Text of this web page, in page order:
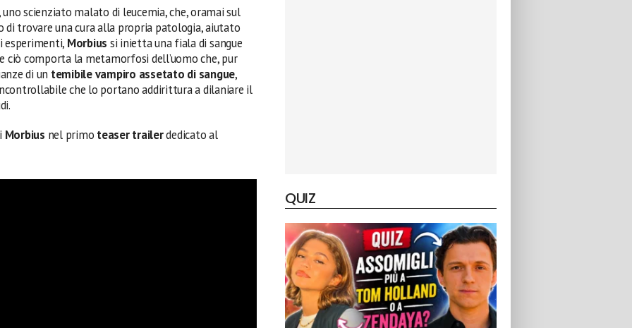
uno scienziato malato di leucemia, che, oramai sul
trovare una cura alla propria patologia, aiutato
esperimenti, Morbius si inietta una fiala di sangue
ciò comporta la metamorfosi dell’uomo che, pur
di un temibile vampiro assetato di sangue,
che lo portano addirittura a dilaniare il
Morbius nel primo teaser trailerdedicato al
QUIZ